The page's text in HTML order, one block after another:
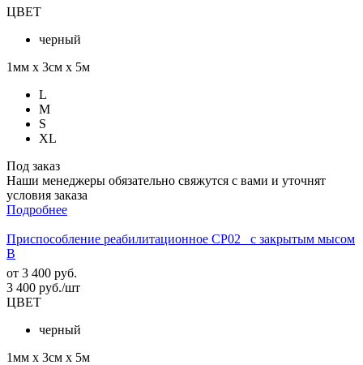
ЦВЕТ
черный
1мм х 3см х 5м
L
M
S
XL
Под заказ
Наши менеджеры обязательно свяжутся с вами и уточнят
условия заказа
Подробнее
Приспособление реабилитационное СР02_ с закрытым мысом
В
от 3 400 руб.
3 400 руб./шт
ЦВЕТ
черный
1мм х 3см х 5м